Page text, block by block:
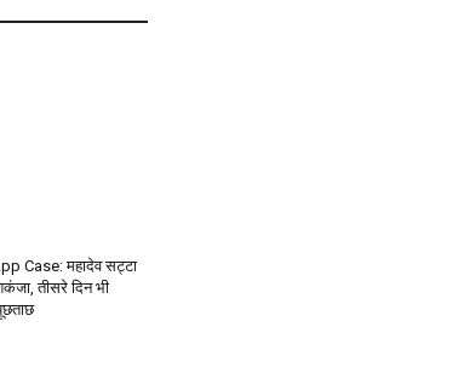
Case: महादेव सट्टा
तीसरे दिन भी